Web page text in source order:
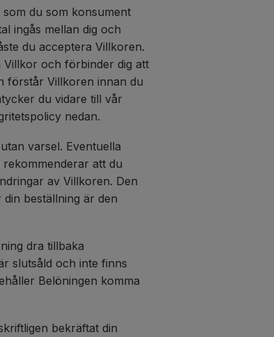
som du som konsument
ingås mellan dig och
du acceptera Villkoren.
Villkor och förbinder dig att
förstår Villkoren innan du
du vidare till vår
nedan.
varsel. Eventuella
att du
av Villkoren. Den
beställning är den
dra tillbaka
slutsåld och inte finns
Belöningen komma
bekräftat din